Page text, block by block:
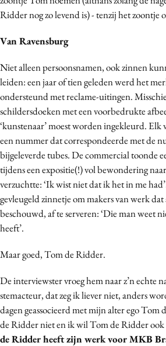
Martech
Media
Merkstrategie
Programmatic
Purpose Marketing
Reputatie & crisis
Ridder nog zo levend is) - tenzij het zoontje
Van Ravensburg
Niet alleen persoonsnamen, ook zinnen
leiden: een jaar of tien geleden werd het
ondersteund met reclame-uitingen.
schildersdoeken met een voorbedrukte
‘kunstenaar’ moest worden ingekleurd. Elk
een nummer dat correspondeerde met de
bijgeleverde tubes. De commercial toonde
tijdens een expositie(!) vol bewondering
verzuchtte: ‘Ik wist niet dat ik het in me
gevleugeld zinnetje om makers van werk
beschouwd, af te serveren: ‘Die man weet
heeft’.
Maar goed, Tom de Ridder.
De interviewster vroeg hem naar z’n echte
stemacteur, dat zeg ik liever niet, anders
dagen geassocieerd met mijn alter ego
de Ridder niet en ik wil Tom de Ridder ook
de Ridder heeft zijn werk voor MKB